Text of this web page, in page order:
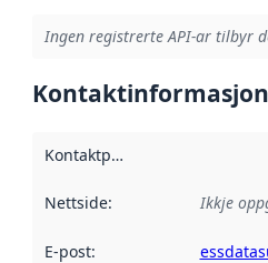
Ingen registrerte API-ar tilbyr
Kontaktinformasjon
Kontaktpunkt
Nettside: Ikkje
E-post: